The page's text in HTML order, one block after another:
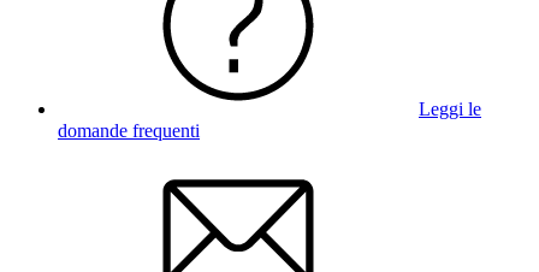
Leggi le
domande frequenti